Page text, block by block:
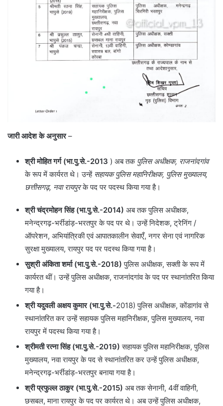
जारी आदेश के अनुसार–
श्री मोहित गर्ग (भा.पु.से.-2013 ) अब तक पुलिस अधीक्षक, राजनांदगांव
के रूप में कार्यरत थे। उन्हें सहायक पुलिस महानिरीक्षक, पुलिस मुख्यालय,
छत्तीसगढ़, नवा रायपुरके पद पर पदस्थ किया गया है।
श्री चंद्रमोहन सिंह (भा.पु.से.-2014) अब तक पुलिस अधीक्षक,
मनेन्द्रगढ़-भर्रीडांड़-भरतपुर के पद पर थे। उन्हें निदेशक, ट्रेनिंग /
ऑपरेशन, अभियांत्रिकी एवं आपातकालीन सेवाएँ, नगर सेना एवं नागरिक
सुरक्षा मुख्यालय, रायपुर पद पर पदस्थ किया गया है।
सुश्री अंकिता शर्मा (भा.पु.से.-2018) पुलिस अधीक्षक, सक्ती के रूप में
कार्यरत थीं। उन्हें पुलिस अधीक्षक, राजनांदगांव के पद पर स्थानांतरित किया
गया है।
श्री यदुवली अक्षय कुमार (भा.पु.से.-2018) पुलिस अधीक्षक, कोंडागांव से
स्थानांतरित कर उन्हें सहायक पुलिस महानिरीक्षक, पुलिस मुख्यालय, नवा
रायपुर में पदस्थ किया गया है।
श्रीमती रत्ना सिंह (भा.पु.से.-2019) सहायक पुलिस महानिरीक्षक, पुलिस
मुख्यालय, नवा रायपुर के पद से स्थानांतरित कर उन्हें पुलिस अधीक्षक,
मनेन्द्रगढ़-भर्रीडांड़-भरतपुर बनाया गया है।
श्री प्रफुल्ल ठाकुर (भा.पु.से.-2015) अब तक सेनानी, 4वीं वाहिनी,
छसबल, माना रायपुर के पद पर कार्यरत थे। अब उन्हें पुलिस अधीक्षक,